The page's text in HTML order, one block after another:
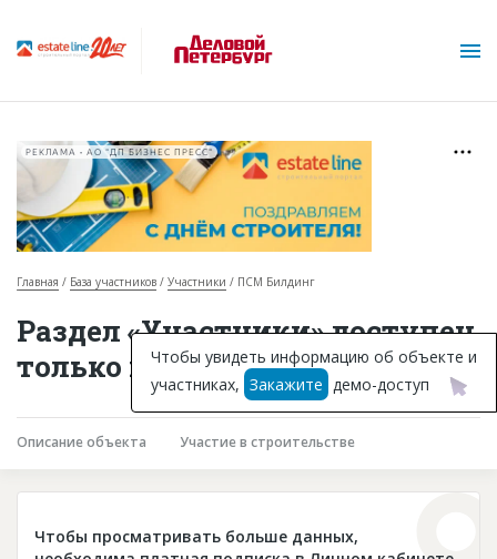
Горячие объекты
База строящихся объектов
Инвестпроекты
Глоссарий
РЕКЛАМА • АО "ДП БИЗНЕС ПРЕСС"
Главная База участников Участники ПСМ Билдинг
Раздел «Участники» доступен
только подписчикам
Описание объекта Участие в строительстве
Чтобы просматривать больше данных,
Чтобы увидеть информацию об объекте и
участниках, Закажите демо-доступ